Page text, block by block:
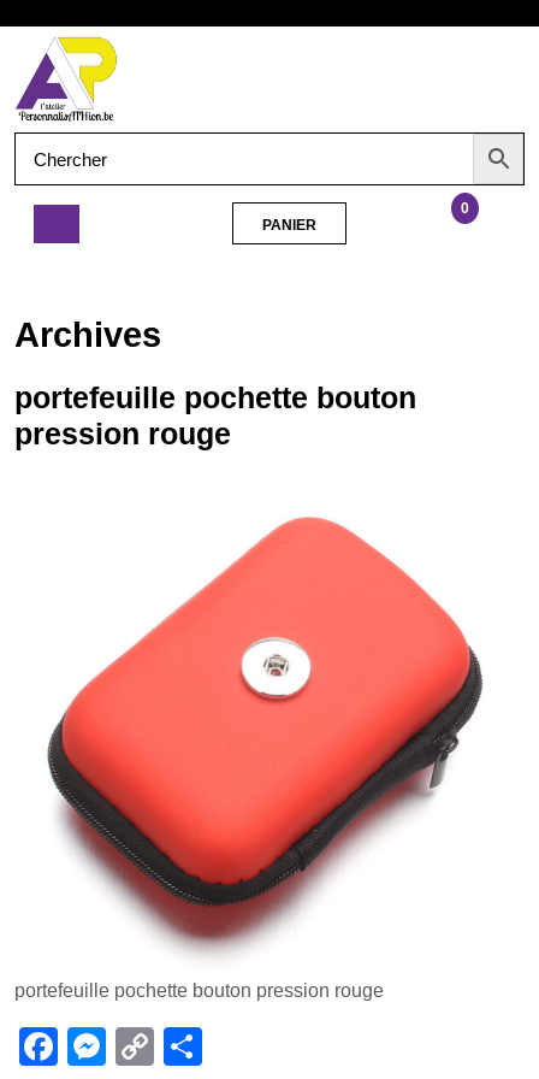
contenu
Ouvrir
le
menu
pression
0
PANIER
Archives
portefeuille pochette bouton
pression rouge
portefeuille pochette bouton pression rouge
F
M
C